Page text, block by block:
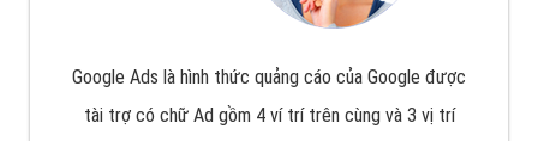
Google Ads là hình thức quảng cáo của Google được
tài trợ có chữ Ad gồm 4 ví trí trên cùng và 3 vị trí